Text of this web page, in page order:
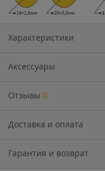
Характеристики
Аксессуары
Отзывы 0
Доставка и оплата
Гарантия и возврат